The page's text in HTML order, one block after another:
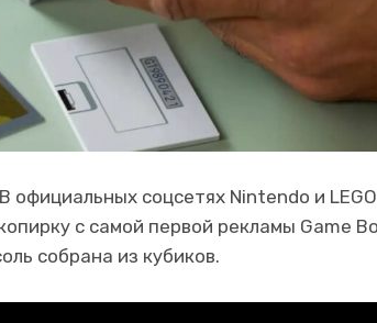
соцсетях Nintendo и LEGO
с самой первой рекламы Game
собрана из кубиков.